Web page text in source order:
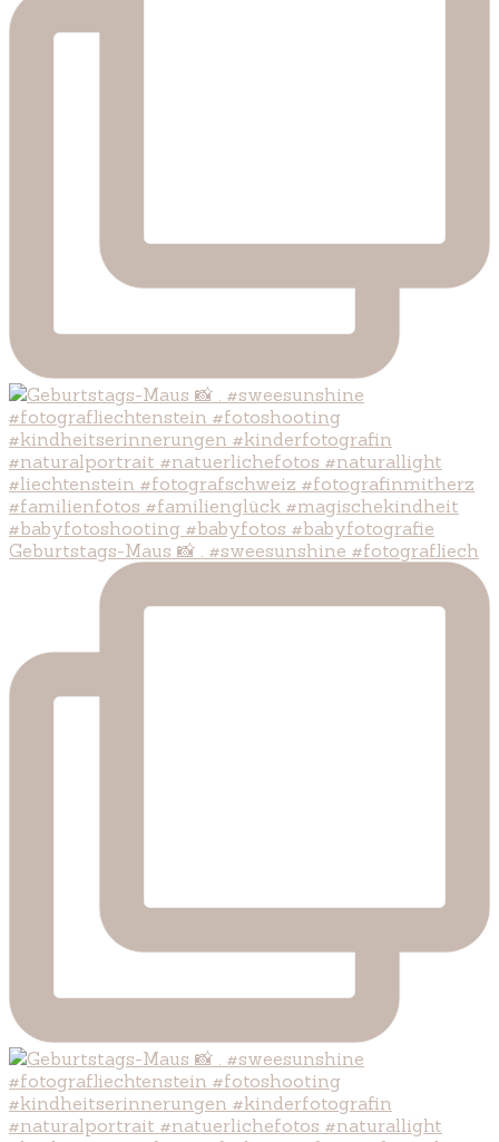
Geburtstags-Maus 📸 . #sweesunshine #fotografliech